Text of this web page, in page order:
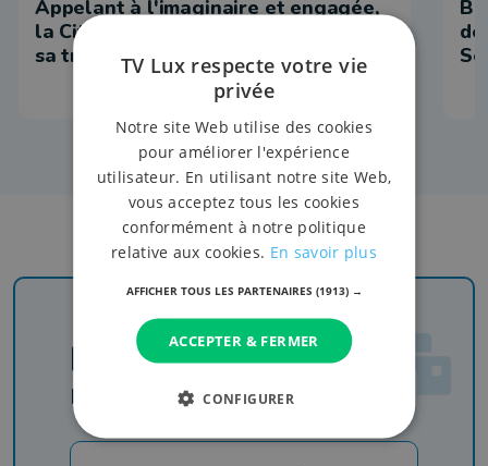
Appelant à l'imaginaire et engagée,
la Cité des Contes de Chiny poursuit
sa transition
Newsletter
Rejoignez-nous
TV Lux respecte votre vie
privée
Notre site Web utilise des cookies
pour améliorer l'expérience
utilisateur. En utilisant notre site Web,
vous acceptez tous les cookies
conformément à notre politique
relative aux cookies. En savoir plus
AFFICHER TOUS LES PARTENAIRES (1913) →
ACCEPTER & FERMER
CONFIGURER